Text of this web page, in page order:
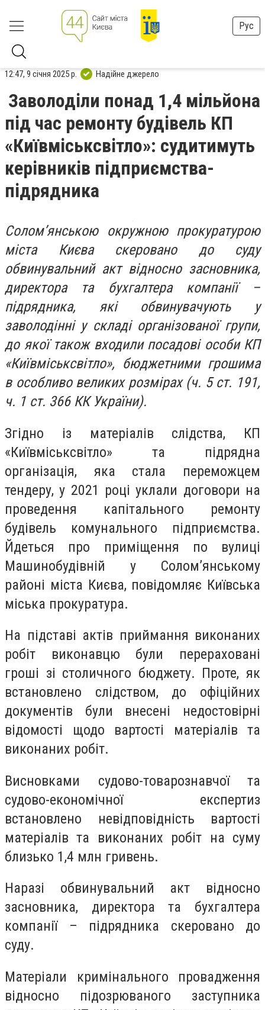
Рус
12:47, 9 січня 2025 р. Надійне джерело
Заволоділи понад 1,4 мільйона
під час ремонту будівель КП
«Київміськсвітло»: судитимуть
керівників підприємства-
підрядника
Солом’янською окружною прокуратурою
міста Києва скеровано до суду
обвинувальний акт відносно засновника,
директора та бухгалтера компанії –
підрядника, які обвинувачують у
заволодінні у складі організованої групи,
до якої також входили посадові особи КП
«Київміськсвітло», бюджетними грошима
в особливо великих розмірах (ч. 5 ст. 191,
ч. 1 ст. 366 КК України).
Згідно із матеріалів слідства, КП
«Київміськсвітло» та підрядна
організація, яка стала переможцем
тендеру, у 2021 році уклали договори на
проведення капітального ремонту
будівель комунального підприємства.
Йдеться про приміщення по вулиці
Машинобудівній у Солом’янському
районі міста Києва, повідомляє Київська
міська прокуратура.
На підставі актів приймання виконаних
робіт виконавцю були перераховані
гроші зі столичного бюджету. Проте, як
встановлено слідством, до офіційних
документів були внесені недостовірні
відомості щодо вартості матеріалів та
виконаних робіт.
Висновками судово-товарознавчої та
судово-економічної експертиз
встановлено невідповідність вартості
матеріалів та виконаних робіт на суму
близько 1,4 млн гривень.
Наразі обвинувальний акт відносно
засновника, директора та бухгалтера
компанії – підрядника скеровано до
суду.
Матеріали кримінального провадження
відносно підозрюваного заступника